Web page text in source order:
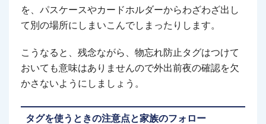
を、パスケースやカードホルダーからわざわざ出し
て別の場所にしまいこんでしまったりします。
こうなると、残念ながら、物忘れ防止タグはつけて
おいても意味はありませんので外出前夜の確認を欠
かさないようにしましょう。
タグを使うときの注意点と家族のフォロー